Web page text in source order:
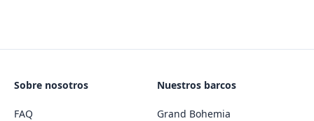
Sobre nosotros
FAQ
Nuestros barcos
Grand Bohemia